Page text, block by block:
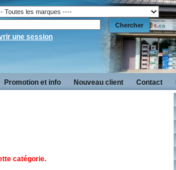
une session
Promotion et info Nouveau client Contact
catégorie.